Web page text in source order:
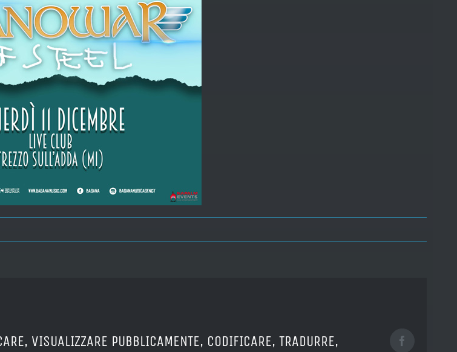
VISUALIZZARE PUBBLICAMENTE, CODIFICARE, TRADURRE,
Facebook